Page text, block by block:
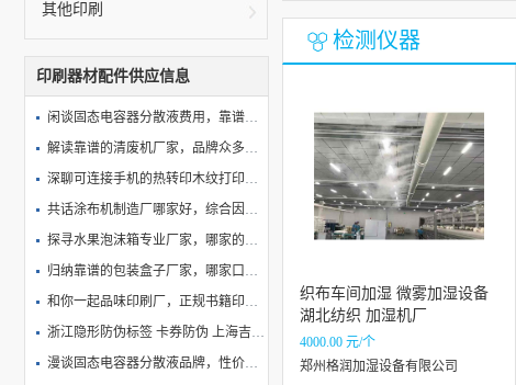
其他印刷
印刷器材配件供应信息
闲谈固态电容器分散液费用，靠谱厂家哪家好为你漫谈
解读靠谱的清废机厂家，品牌众多该如何挑选，价格贵吗？
深聊可连接手机的热转印木纹打印机品牌，价格贵吗
共话涂布机制造厂哪家好，综合因素全分析
探寻水果泡沫箱专业厂家，哪家的服务更让人满意
归纳靠谱的包装盒子厂家，哪家口碑好又实惠
和你一起品味印刷厂，正规书籍印刷厂商如何选择
浙江隐形防伪标签 卡券防伪 上海吉速防伪包装供应
漫谈固态电容器分散液品牌，性价比高的制造商怎么收费？
检测仪器
织布车间加湿 微雾加湿设备
湖北纺织 加湿机厂
4000.00 元/个
郑州格润加湿设备有限公司